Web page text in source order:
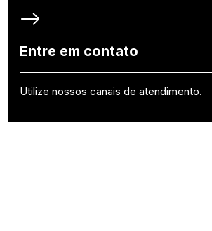
Entre em contato
Utilize nossos canais de atendimento.